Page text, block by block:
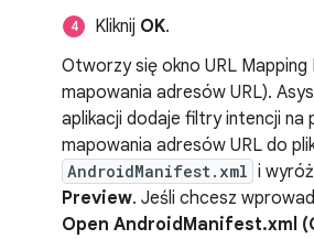
Kliknij OK.
Otworzy się okno URL
mapowania adresów URL).
aplikacji dodaje filtry intencji na
mapowania adresów URL do
AndroidManifest.xml i
Preview. Jeśli chcesz
Open AndroidManifest.xml